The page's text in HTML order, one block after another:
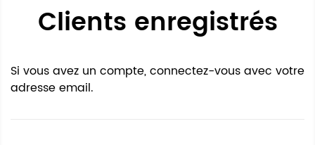
Clients enregistrés
Si vous avez un compte, connectez-vous avec votre
adresse email.